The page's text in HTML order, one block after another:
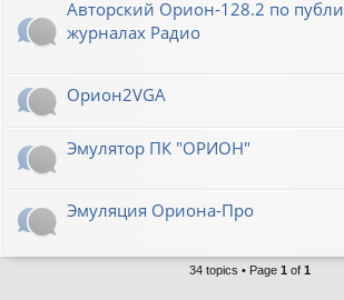
Авторский Орион-128.2 по
журналах Радио
Орион2VGA
Эмулятор ПК "ОРИОН"
Эмуляция Ориона-Про
34 topics • Page 1 of 1